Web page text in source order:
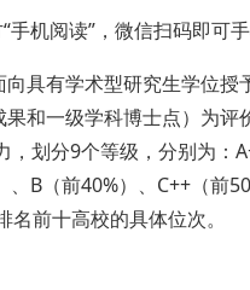
手机阅读”，微信扫码即可
具有学术型研究生学位授
和一级学科博士点）为评
划分9个等级，分别为：
B（前40%）、C++（前
前十高校的具体位次。